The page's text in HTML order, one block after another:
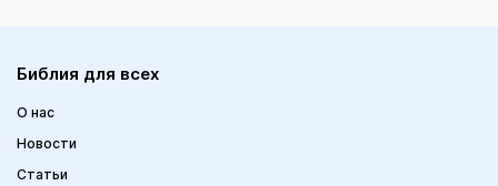
Библия для всех
О нас
Новости
Статьи